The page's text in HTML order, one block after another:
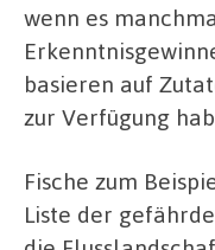
wenn es
basieren auf
zur Verfügung
Fische zum
Liste der